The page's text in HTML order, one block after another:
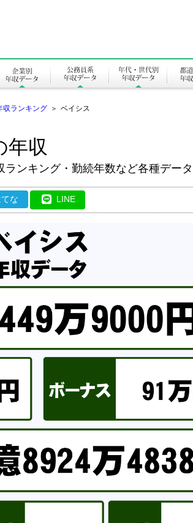
収ランキング ＞ ベイシス
年収
ンキング・勤続年数など各種データ
な LINE